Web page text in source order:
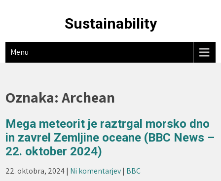
Sustainability
Menu
Oznaka:Archean
Mega meteorit je raztrgal morsko dno
in zavrel Zemljine oceane (BBC News –
22. oktober 2024)
22. oktobra, 2024| Ni komentarjev| BBC